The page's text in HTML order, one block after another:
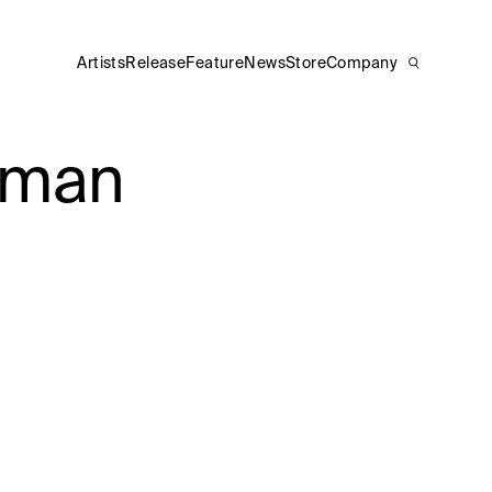
ArtistsReleaseFeature NewsStoreCompany